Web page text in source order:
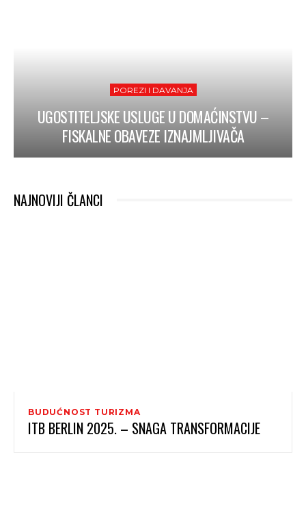
POREZI I DAVANJA
UGOSTITELJSKE USLUGE U DOMAĆINSTVU –
FISKALNE OBAVEZE IZNAJMLJIVAČA
NAJNOVIJI ČLANCI
BUDUĆNOST TURIZMA
ITB BERLIN 2025. – SNAGA TRANSFORMACIJE